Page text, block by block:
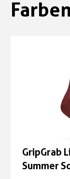
GripGrab
Summer